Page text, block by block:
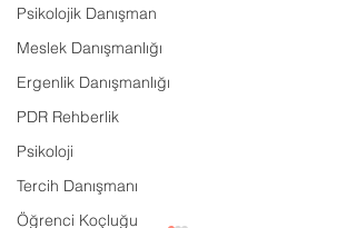
Psikolojik Danışman
Meslek Danışmanlığı
Ergenlik Danışmanlığı
PDR Rehberlik
Psikoloji
Tercih Danışmanı
Öğrenci Koçluğu